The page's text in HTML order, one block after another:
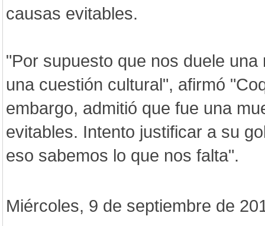
causas evitables.
"Por supuesto que nos duele
una cuestión cultural", afirmó
embargo, admitió que fue una
evitables. Intento justificar a su
eso sabemos lo que nos falta".
Miércoles, 9 de septiembre de